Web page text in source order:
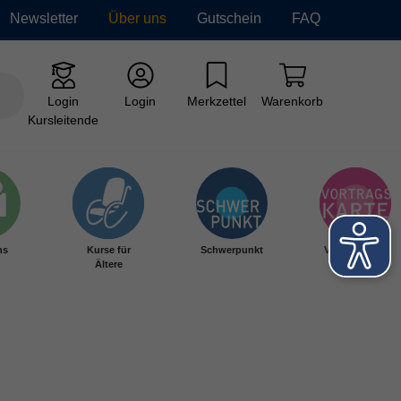
Newsletter Über uns Gutschein FAQ
Login
Kursleitende
Login Merkzettel Warenkorb
Kurse für
Ältere
Schwerpunkt Vortragskarte